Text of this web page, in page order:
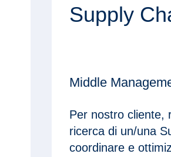
Supply
Middle
Per nostro cliente,
ricerca di un/una
coordinare e